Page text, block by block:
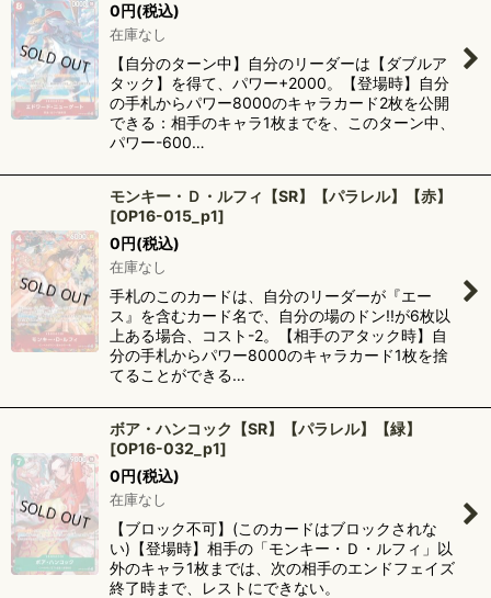
0円(税込)
在庫なし
【自分のターン中】自分のリーダーは【ダブルア
タック】を得て、パワー+2000。【登場時】自分
の手札からパワー8000のキャラカード2枚を公開
できる：相手のキャラ1枚までを、このターン中、
パワー-600…
モンキー・Ｄ・ルフィ【SR】【パラレル】【赤】
[OP16-015_p1]
0円(税込)
在庫なし
手札のこのカードは、自分のリーダーが『エー
ス』を含むカード名で、自分の場のドン!!が6枚以
上ある場合、コスト-2。【相手のアタック時】自
分の手札からパワー8000のキャラカード1枚を捨
てることができる…
ボア・ハンコック【SR】【パラレル】【緑】
[OP16-032_p1]
0円(税込)
在庫なし
【ブロック不可】(このカードはブロックされな
い)【登場時】相手の「モンキー・Ｄ・ルフィ」以
外のキャラ1枚までは、次の相手のエンドフェイズ
終了時まで、レストにできない。